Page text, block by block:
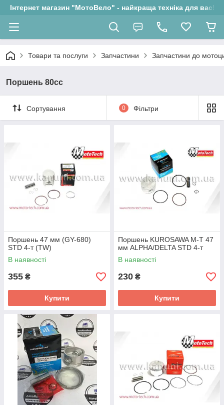
Інтернет магазин "МотоВело" - найкраща техніка для вас!
Товари та послуги Запчастини Запчастини до
Поршень 80сс
Сортування 0 Фільтри
Поршень 47 мм (GY-680)
STD 4-т (TW)
В наявності
355 ₴
Купити
Поршень KUROSAWA M-T 47
мм ALPHA/DELTA STD 4-т
В наявності
230 ₴
Купити